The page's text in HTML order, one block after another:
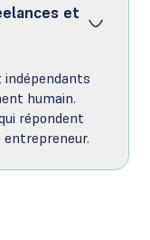
et
indépendants
humain.
répondent
entrepreneur.